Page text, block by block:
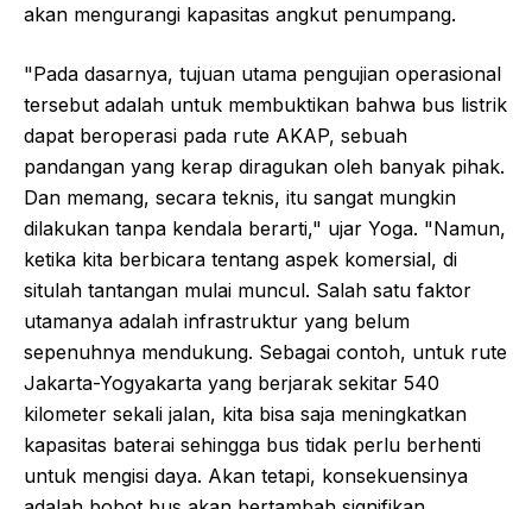
akan mengurangi kapasitas angkut penumpang.
"Pada dasarnya, tujuan utama pengujian operasional
tersebut adalah untuk membuktikan bahwa bus listrik
dapat beroperasi pada rute AKAP, sebuah
pandangan yang kerap diragukan oleh banyak pihak.
Dan memang, secara teknis, itu sangat mungkin
dilakukan tanpa kendala berarti," ujar Yoga. "Namun,
ketika kita berbicara tentang aspek komersial, di
situlah tantangan mulai muncul. Salah satu faktor
utamanya adalah infrastruktur yang belum
sepenuhnya mendukung. Sebagai contoh, untuk rute
Jakarta-Yogyakarta yang berjarak sekitar 540
kilometer sekali jalan, kita bisa saja meningkatkan
kapasitas baterai sehingga bus tidak perlu berhenti
untuk mengisi daya. Akan tetapi, konsekuensinya